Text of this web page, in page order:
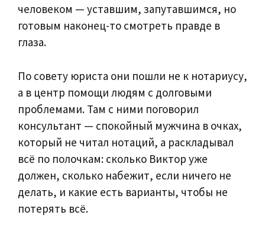
человеком — уставшим, запутавшимся, но
готовым наконец-то смотреть правде в
глаза.
По совету юриста они пошли не к нотариусу,
а в центр помощи людям с долговыми
проблемами. Там с ними поговорил
консультант — спокойный мужчина в очках,
который не читал нотаций, а раскладывал
всё по полочкам: сколько Виктор уже
должен, сколько набежит, если ничего не
делать, и какие есть варианты, чтобы не
потерять всё.